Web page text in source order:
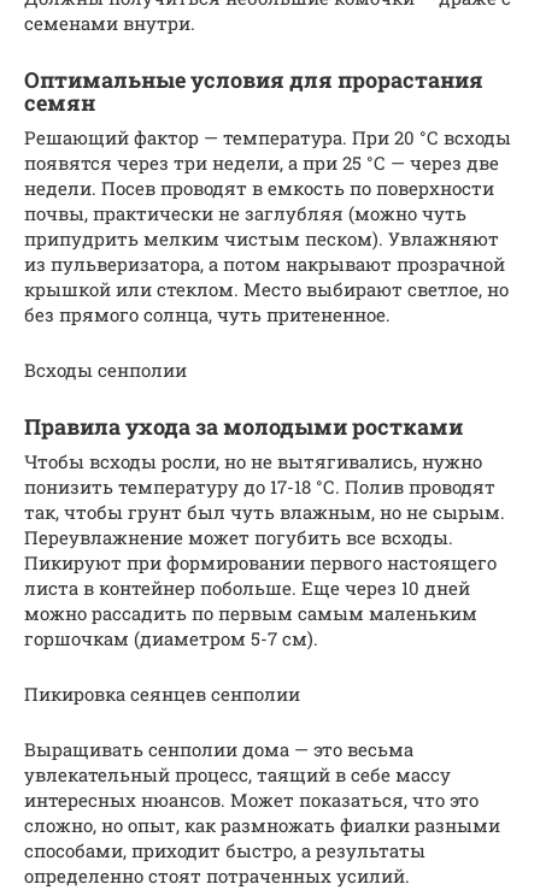
семенами внутри.
Оптимальные условия для прорастания
семян
Решающий фактор — температура. При 20 °С всходы
появятся через три недели, а при 25 °С — через две
недели. Посев проводят в емкость по поверхности
почвы, практически не заглубляя (можно чуть
припудрить мелким чистым песком). Увлажняют
из пульверизатора, а потом накрывают прозрачной
крышкой или стеклом. Место выбирают светлое, но
без прямого солнца, чуть притененное.
Всходы сенполии
Правила ухода за молодыми ростками
Чтобы всходы росли, но не вытягивались, нужно
понизить температуру до 17-18 °С. Полив проводят
так, чтобы грунт был чуть влажным, но не сырым.
Переувлажнение может погубить все всходы.
Пикируют при формировании первого настоящего
листа в контейнер побольше. Еще через 10 дней
можно рассадить по первым самым маленьким
горшочкам (диаметром 5-7 см).
Пикировка сеянцев сенполии
Выращивать сенполии дома — это весьма
увлекательный процесс, таящий в себе массу
интересных нюансов. Может показаться, что это
сложно, но опыт, как размножать фиалки разными
способами, приходит быстро, а результаты
определенно стоят потраченных усилий.